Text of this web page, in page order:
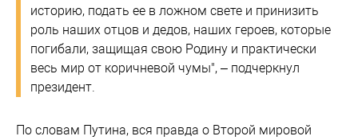
историю, подать ее в ложном свете и принизить
роль наших отцов и дедов, наших героев, которые
погибали, защищая свою Родину и практически
весь мир от коричневой чумы", – подчеркнул
президент.
По словам Путина, вся правда о Второй мировой